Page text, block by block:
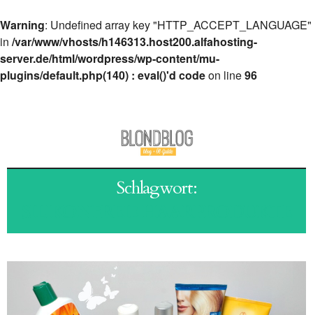
Warning: Undefined array key "HTTP_ACCEPT_LANGUAGE"
in /var/www/vhosts/h146313.host200.alfahosting-
server.de/html/wordpress/wp-content/mu-
plugins/default.php(140) : eval()'d codeon line96
Schlagwort: